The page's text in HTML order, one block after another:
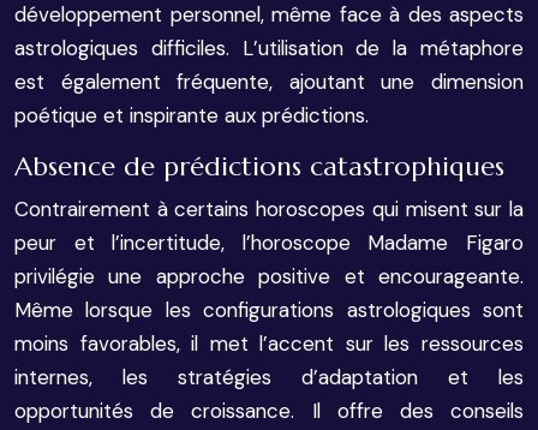
développement personnel, même face à des aspects
astrologiques difficiles. L’utilisation de la métaphore
est également fréquente, ajoutant une dimension
poétique et inspirante aux prédictions.
Absence de prédictions catastrophiques
Contrairement à certains horoscopes qui misent sur la
peur et l’incertitude, l’horoscope Madame Figaro
privilégie une approche positive et encourageante.
Même lorsque les configurations astrologiques sont
moins favorables, il met l’accent sur les ressources
internes, les stratégies d’adaptation et les
opportunités de croissance. Il offre des conseils